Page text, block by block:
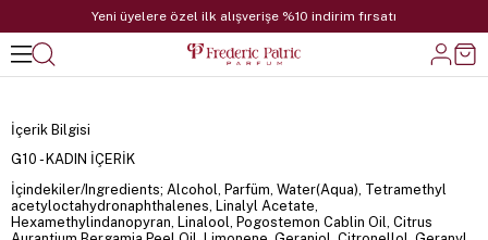
Yeni üyelere özel ilk alışverişe %10 indirim fırsatı
İçerik Bilgisi
G10 - KADIN İÇERİK
İçindekiler/Ingredients; Alcohol, Parfüm, Water(Aqua), Tetramethyl
acetyloctahydronaphthalenes, Linalyl Acetate,
Hexamethylindanopyran, Linalool, Pogostemon Cablin Oil, Citrus